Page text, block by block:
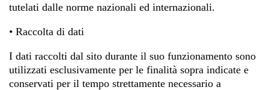
tutelati dalle norme nazionali ed internazionali.
• Raccolta di dati
I dati raccolti dal sito durante il suo funzionamento sono
utilizzati esclusivamente per le finalità sopra indicate e
conservati per il tempo strettamente necessario a